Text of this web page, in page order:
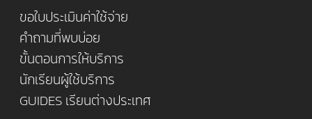
ขอใบประเมินค่าใช้จ่าย
คำถามที่พบบ่อย
ขั้นตอนการให้บริการ
นักเรียนผู้ใช้บริการ
GUIDES เรียนต่างประเทศ